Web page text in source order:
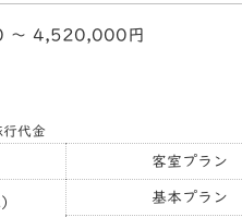
〜 4,520,000円
代金
客室プラン
基本プラン